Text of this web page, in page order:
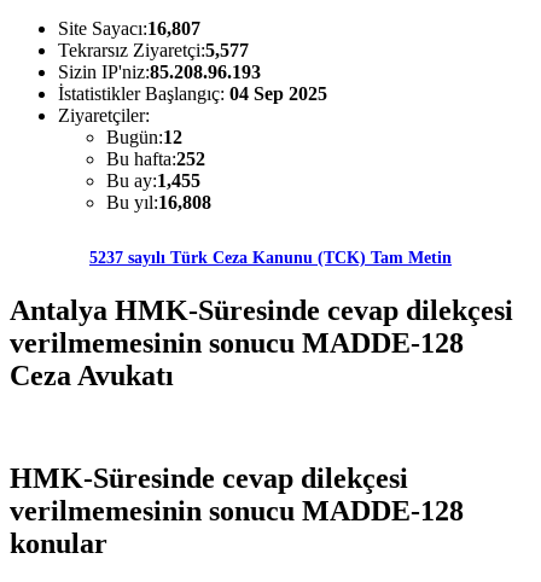
Site Sayacı:16,807
Tekrarsız Ziyaretçi:5,577
Sizin IP'niz:85.208.96.193
İstatistikler Başlangıç: 04 Sep 2025
Ziyaretçiler:
Bugün:12
Bu hafta:252
Bu ay:1,455
Bu yıl:16,808
5237 sayılı Türk Ceza Kanunu (TCK) Tam Metin
Antalya HMK-Süresinde cevap dilekçesi
verilmemesinin sonucu MADDE-128
Ceza Avukatı
HMK-Süresinde cevap dilekçesi
verilmemesinin sonucu MADDE-128
konular